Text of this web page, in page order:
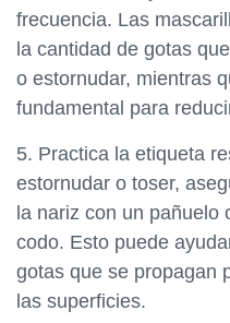
frecuencia. Las
la cantidad de gotas
o estornudar, mientras
fundamental para
5. Practica la etiqueta
estornudar o toser,
la nariz con un pañuelo
codo. Esto puede
gotas que se propagan
las superficies.